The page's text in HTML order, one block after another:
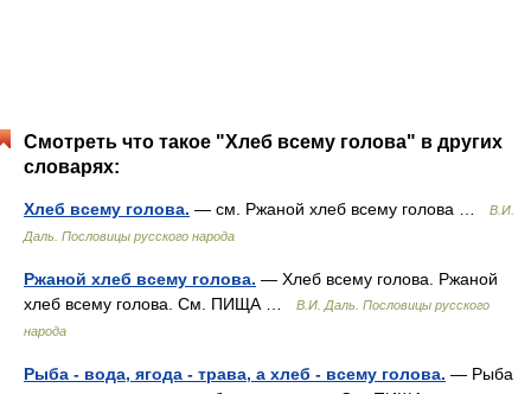
Смотреть что такое "Хлеб всему голова" в других
словарях:
Хлеб всему голова. — см. Ржаной хлеб всему голова …
В.И.
Даль. Пословицы русского народа
Ржаной хлеб всему голова. — Хлеб всему голова. Ржаной
хлеб всему голова. См. ПИЩА …
В.И. Даль. Пословицы русского
народа
Рыба - вода, ягода - трава, а хлеб - всему голова. — Рыба